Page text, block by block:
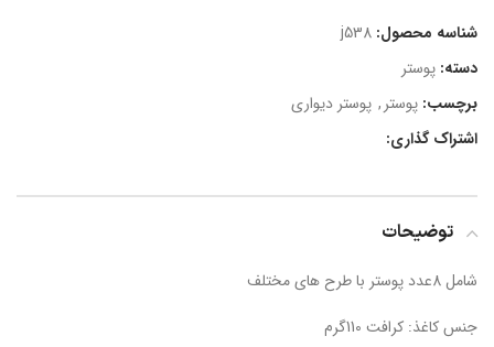
شناسه محصول: j538
دسته: پوستر
برچسب: پوستر , پوستر دیواری
اشتراک گذاری:
توضیحات
شامل 8عدد پوستر با طرح های مختلف
جنس کاغذ: کرافت 110گرم